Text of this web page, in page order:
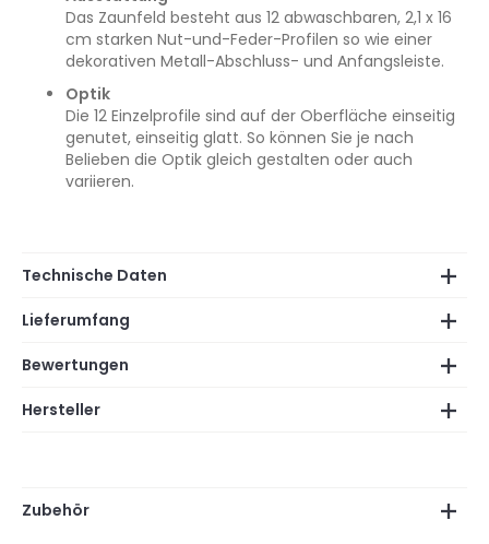
Das Zaunfeld besteht aus 12 abwaschbaren, 2,1 x 16
cm starken Nut-und-Feder-Profilen so wie einer
dekorativen Metall-Abschluss- und Anfangsleiste.
Optik
Die 12 Einzelprofile sind auf der Oberfläche einseitig
genutet, einseitig glatt. So können Sie je nach
Belieben die Optik gleich gestalten oder auch
variieren.
Technische Daten
Lieferumfang
Bewertungen
Hersteller
Zubehör